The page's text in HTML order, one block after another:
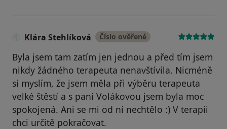
Klára Stehlíková Číslo ověřené
Byla jsem tam zatím jen jednou a před tím jsem
nikdy žádného terapeuta nenavštívila. Nicméně
si myslím, že jsem měla při výběru terapeuta
velké štěstí a s paní Volákovou jsem byla moc
spokojená. Ani se mi od ní nechtělo :) V terapii
chci určitě pokračovat.